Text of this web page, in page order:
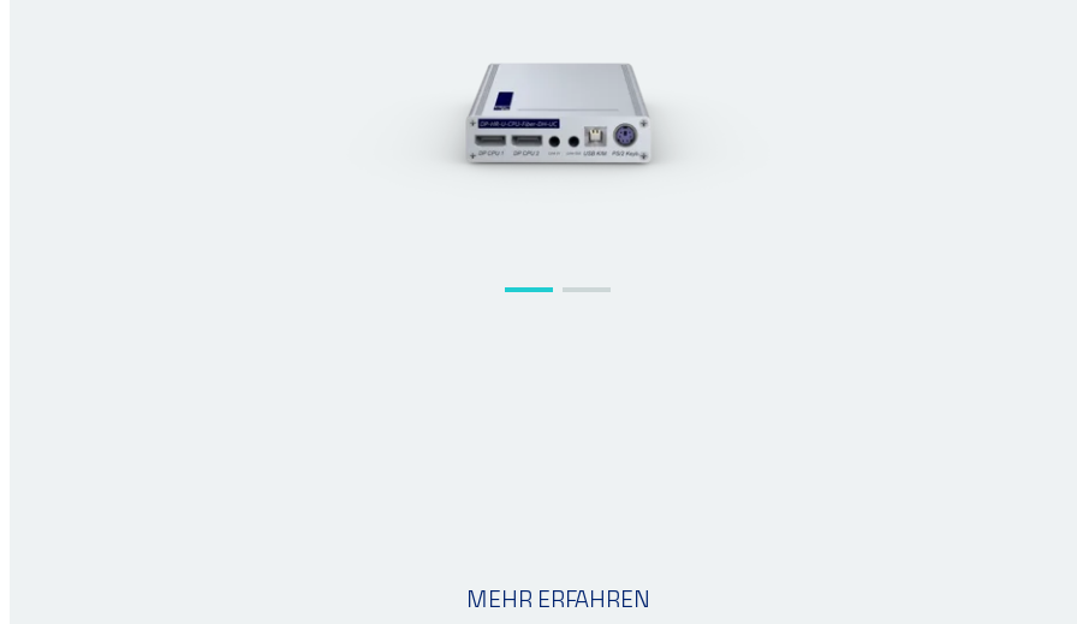
MEHR ERFAHREN